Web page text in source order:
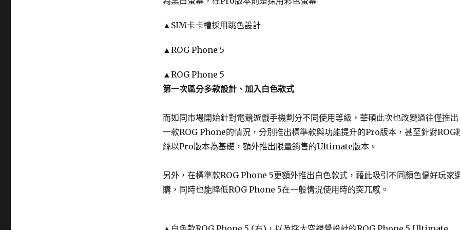
▲SIM卡卡槽採用跳色設計
▲ROG Phone 5
▲ROG Phone 5
第一次區分多款設計、加入白色款式
而如同市場開始針對電競遊戲手機劃分不同使用等級，華碩此次也改變過往僅推出
一款ROG Phone的情況，分別推出標準款與功能提升的Pro版本，甚至針對ROG
絲以Pro版本為基礎，額外推出限量銷售的Ultimate版本。
另外，在標準款ROG Phone 5更額外推出白色款式，藉此吸引不同顏色偏好玩家
購，同時也能降低ROG Phone 5在一般情況使用時的突兀感。